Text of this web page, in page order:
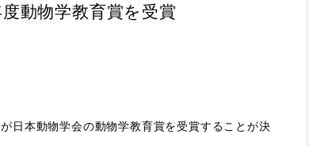
動物学教育賞を受賞
日本動物学会の動物学教育賞を受賞することが決